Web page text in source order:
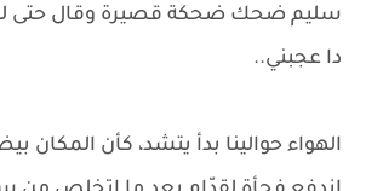
سليم ضحك ضحكة قصيرة وقال حتى
دا عجبني..
الهواء حوالينا بدأ يتشد، كأن المكان